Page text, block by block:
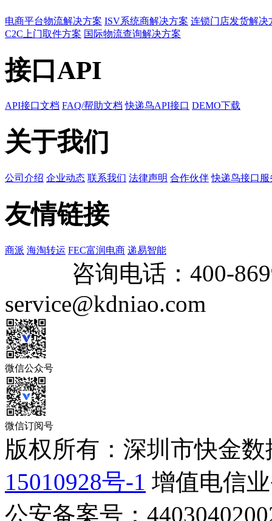
电商平台物流解决方案 ISV系统商解决方案 连锁门店发货解决
C2C上门取件方案 国际物流查询解决方案
接口API
API接口文档 FAQ/帮助文档 快递鸟API接口 DEMO下载
关于我们
公司介绍 企业动态 联系我们 法律声明 合作伙伴 快递鸟接口服
友情链接
商派 海淘转运 FEC富润电商 递易智能
咨询电话： 400-
service@kdniao.com
微信公众号
微信订阅号
版权所有：深圳市快金
15010928号-1 增值电信
公安备案号：